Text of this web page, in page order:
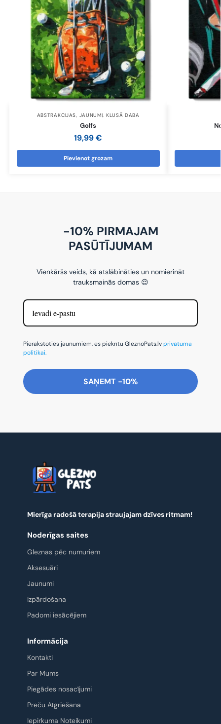
ABSTRAKCIJAS, JAUNUMI, KLUSĀ DABA
Golfs
19,99€
Pievienot grozam
-10% PIRMAJAM
PASŪTĪJUMAM
Vienkāršs veids, kā atslābināties un nomierināt
trauksmainās domas 😌
Pierakstoties jaunumiem, es piekrītu GleznoPats.lvprivātuma
politikai.
SAŅEMT -10%
Mierīga radošā terapija straujajam dzīves ritmam!
Noderīgas saites
Gleznas pēc numuriem
Aksesuāri
Jaunumi
Izpārdošana
Padomi iesācējiem
Informācija
Kontakti
Par Mums
Piegādes nosacījumi
Preču Atgriešana
Iepirkuma Noteikumi